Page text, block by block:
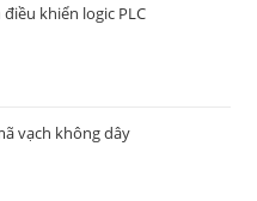
khiển logic PLC
vạch không dây